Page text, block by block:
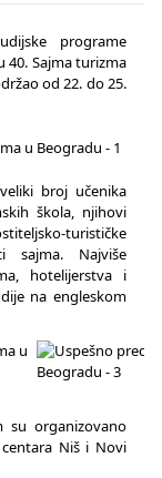
programe
Sajma turizma
od 22. do 25.
broj učenika
škola, njihovi
turističke
sajma. Najviše
hotelijerstva i
na engleskom
su organizovano
Niš i Novi